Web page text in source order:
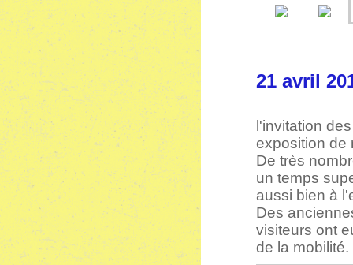
21
l'invitation
exposition de
De très
un temps
aussi bien à
Des
visiteurs ont
de la mobilité.